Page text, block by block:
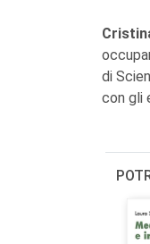
di
con gli